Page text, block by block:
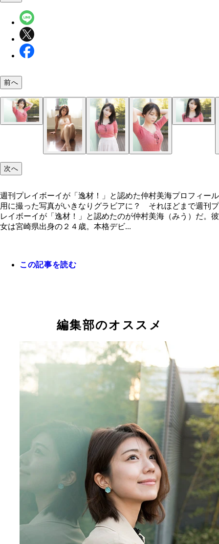
前へ
次へ
週刊プレイボーイが「逸材！」と認めた仲村美海プロフィール
用に撮った写真がいきなりグラビアに？ それほどまで週刊プ
レイボーイが「逸材！」と認めたのが仲村美海（みう）だ。彼
女は宮崎県出身の２４歳。本格デビ...
この記事を読む
編集部のオススメ